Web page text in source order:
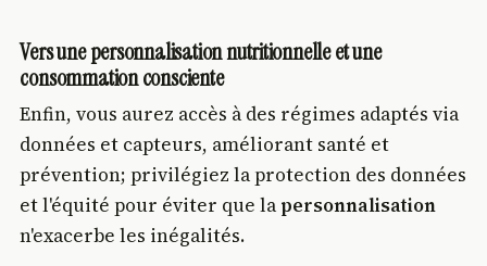
Vers une personnalisation nutritionnelle et une
consommation consciente
Enfin, vous aurez accès à des régimes adaptés via
données et capteurs, améliorant santé et
prévention; privilégiez la protection des données
et l'équité pour éviter que la personnalisation
n'exacerbe les inégalités.